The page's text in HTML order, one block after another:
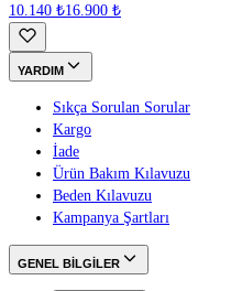
10.140 ₺16.900 ₺
YARDIM
Sıkça Sorulan Sorular
Kargo
İade
Ürün Bakım Kılavuzu
Beden Kılavuzu
Kampanya Şartları
GENEL BİLGİLER